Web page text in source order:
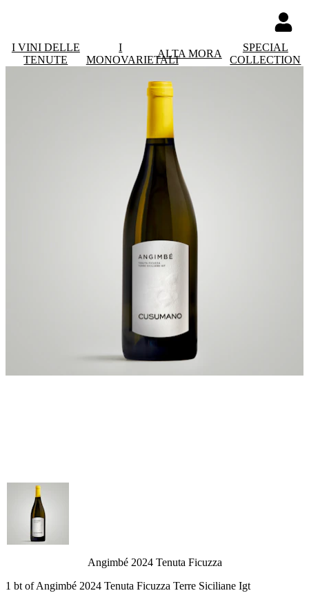
I VINI DELLE
TENUTE
I
MONOVARIETALI
ALTA MORA
SPECIAL
COLLECTION
Angimbé 2024 Tenuta Ficuzza
1 bt of Angimbé 2024 Tenuta Ficuzza Terre Siciliane Igt